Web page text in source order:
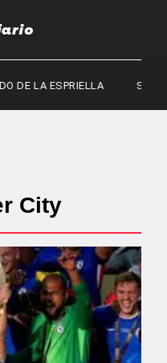
ESPRIELLA SENADO
City